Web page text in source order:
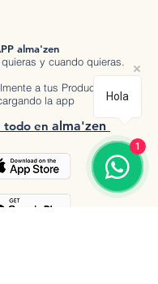
alma'zen
y cuando quieras.
a tus Productos
la app
todo en a lma'zen
Hola
1